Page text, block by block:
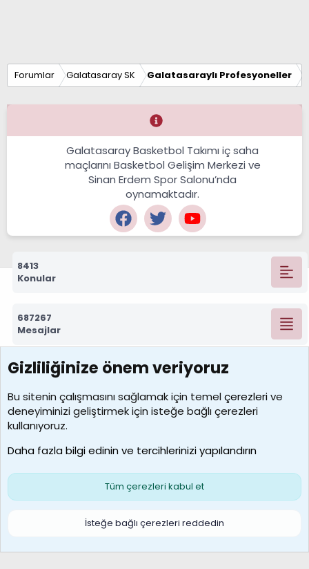
Forumlar Galatasaray SK Galatasaraylı Profesyoneller
Galatasaray Basketbol Takımı iç saha
maçlarını Basketbol Gelişim Merkezi ve
Sinan Erdem Spor Salonu’nda
oynamaktadır.
8413
Konular
687267
Mesajlar
7388
Kullanıcılar
borabekirogluu
Son üye
Çerezler
S
Gizliliğinize önem veriyoruz
Bu sitenin çalışmasını sağlamak için temelçerezlerive
deneyiminizi geliştirmek için isteğe bağlı çerezleri
kullanıyoruz.
Daha fazla bilgi edinin ve tercihlerinizi yapılandırın
Tüm çerezleri kabul et
İsteğe bağlı çerezleri reddedin